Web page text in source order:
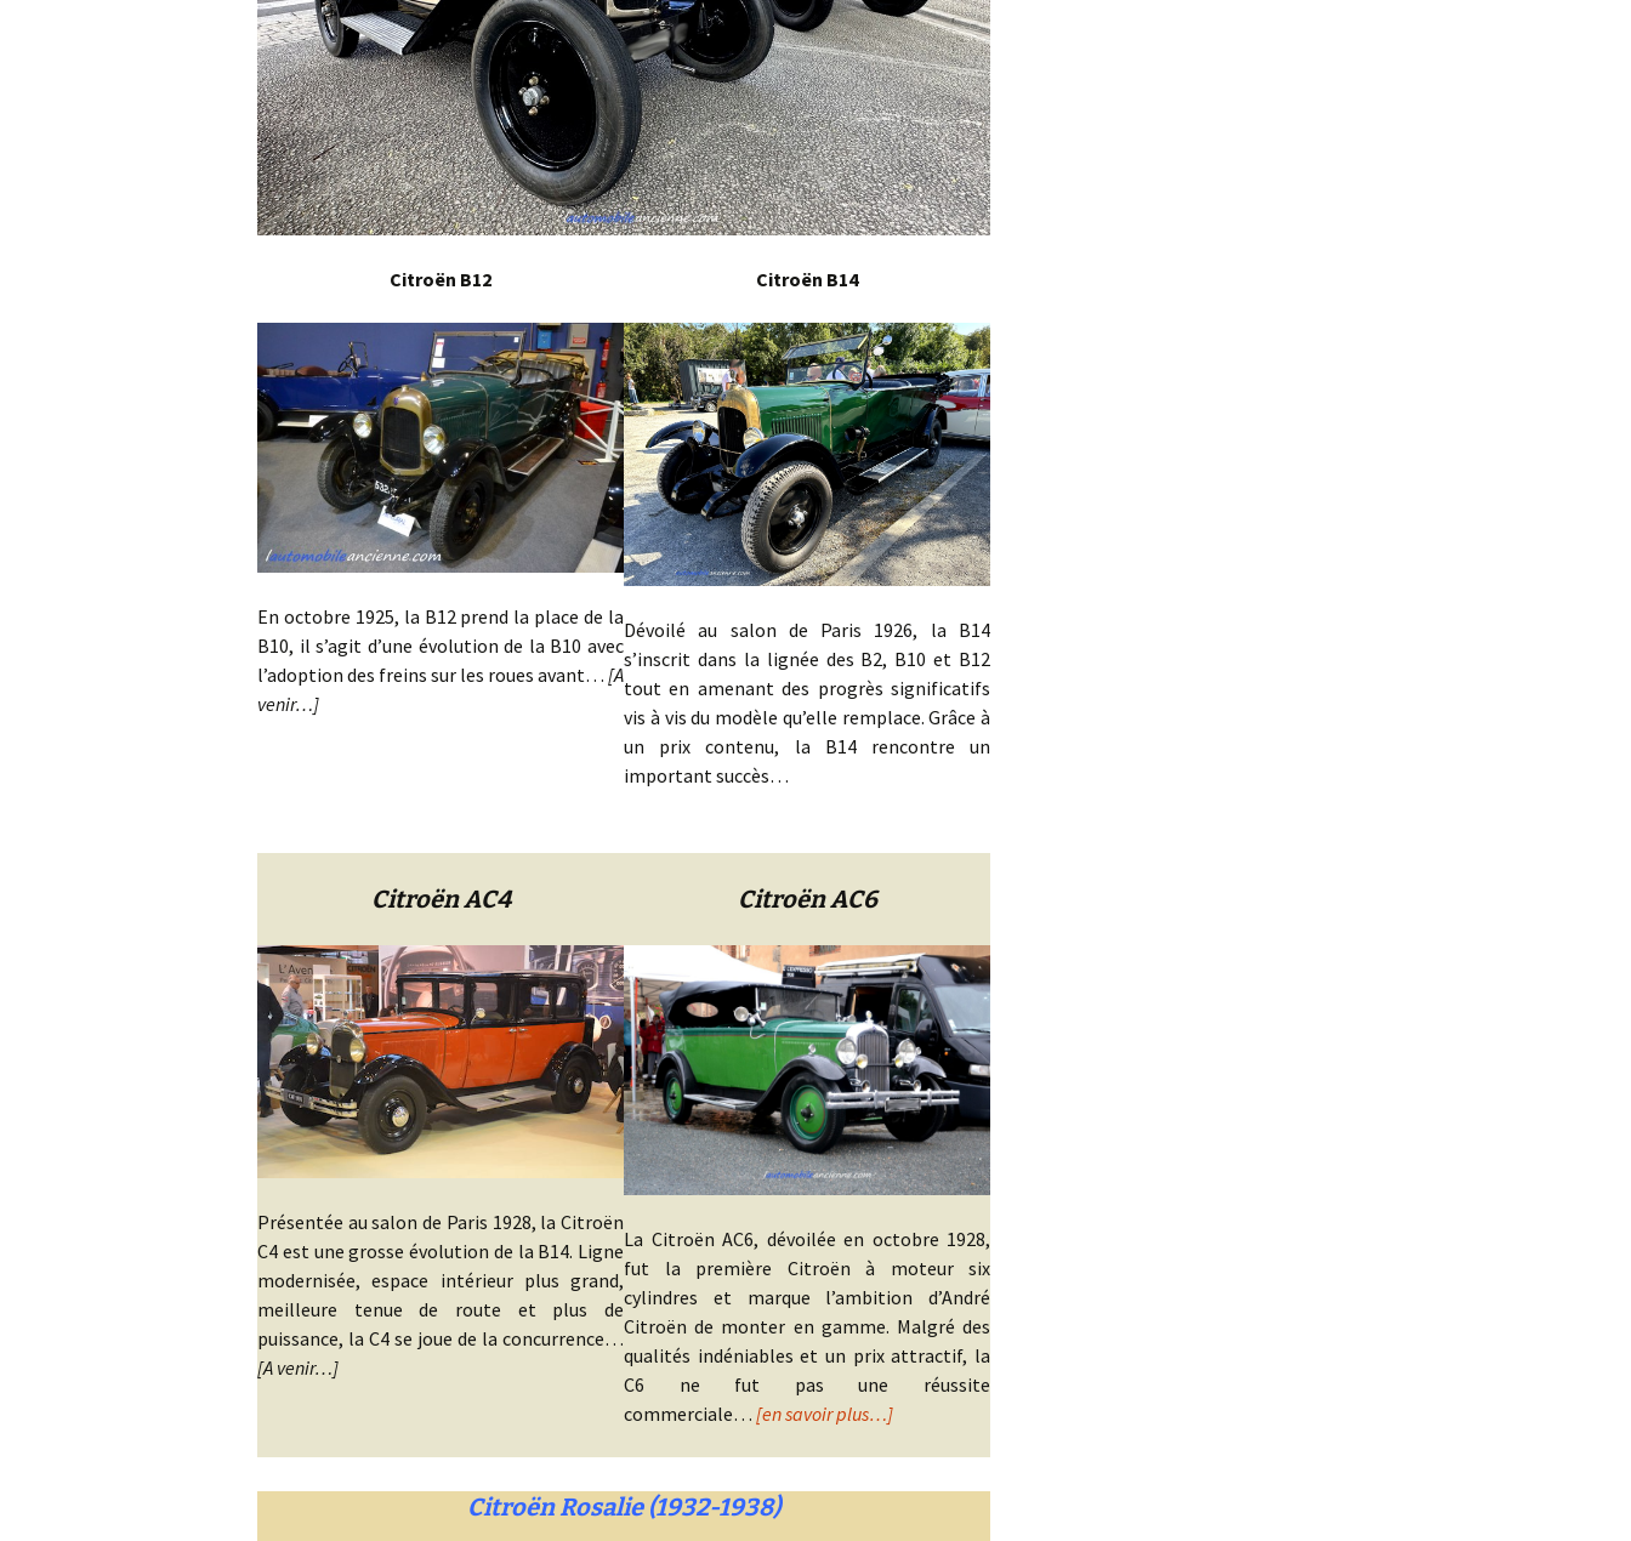
Citroën B12
En octobre 1925, la B12 prend la place de la
B10, il s’agit d’une évolution de la B10 avec
l’adoption des freins sur les roues avant… [A
venir…]
Citroën B14
Dévoilé au salon de Paris 1926, la B14
s’inscrit dans la lignée des B2, B10 et B12
tout en amenant des progrès significatifs
vis à vis du modèle qu’elle remplace. Grâce à
un prix contenu, la B14 rencontre un
important succès…
Citroën AC4
Présentée au salon de Paris 1928, la Citroën
C4 est une grosse évolution de la B14. Ligne
modernisée, espace intérieur plus grand,
meilleure tenue de route et plus de
puissance, la C4 se joue de la concurrence…
[A venir…]
Citroën AC6
La Citroën AC6, dévoilée en octobre 1928,
fut la première Citroën à moteur six
cylindres et marque l’ambition d’André
Citroën de monter en gamme. Malgré des
qualités indéniables et un prix attractif, la
C6 ne fut pas une réussite
commerciale… [en savoir plus…]
Citroën Rosalie (1932-1938)